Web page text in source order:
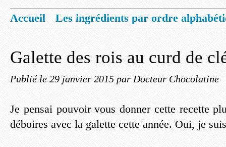
Accueil
Les ingrédients par ordre
Galette des rois au curd de
Publié le 29 janvier 2015 par Docteur Chocolatine
Je pensai pouvoir vous donner cette recette
déboires avec la galette cette année. Oui, je